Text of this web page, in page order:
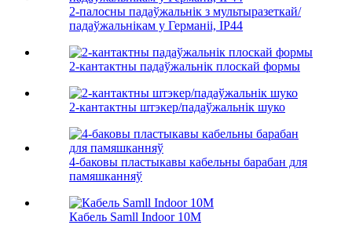
2-палосны падаўжальнік з мультыразеткай/
падаўжальнікам у Германіі, IP44
2-кантактны падаўжальнік плоскай формы
2-кантактны штэкер/падаўжальнік шуко
4-баковы пластыкавы кабельны барабан для
памяшканняў
Кабель Samll Indoor 10M